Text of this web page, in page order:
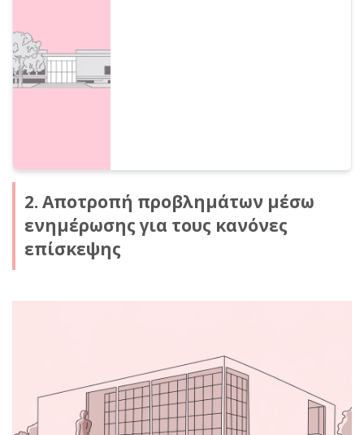
2. Αποτροπή προβλημάτων μέσω
ενημέρωσης για τους κανόνες
επίσκεψης